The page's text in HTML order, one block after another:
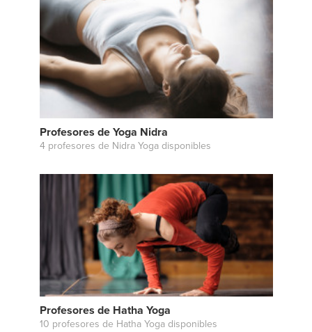
Profesores de Yoga Nidra
4 profesores de Nidra Yoga disponibles
Profesores de Hatha Yoga
10 profesores de Hatha Yoga disponibles